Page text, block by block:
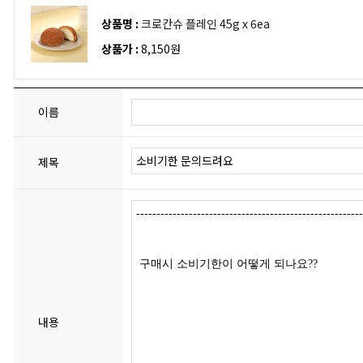
상품명 : 크로칸슈 플레인 45g x 6ea
상품가 : 8,150원
이름
제목
내용